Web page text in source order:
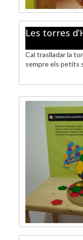
Les torres
Cal traslladar la
sempre els petits